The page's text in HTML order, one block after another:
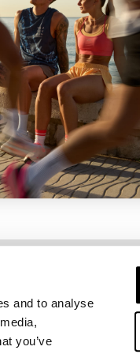
and to analyse
you’ve